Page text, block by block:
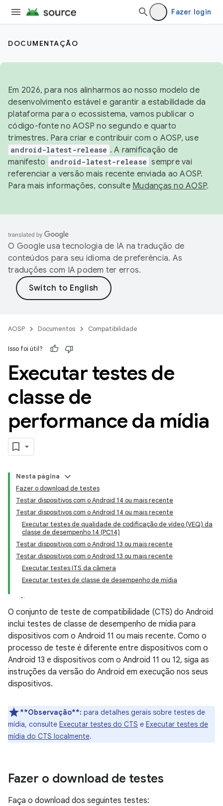
Fazer login
DOCUMENTAÇÃO
Em 2026, para nos alinharmos ao nosso modelo de
desenvolvimento estável e garantir a estabilidade da
plataforma para o ecossistema, vamos publicar o
código-fonte no AOSP no segundo e quarto
trimestres. Para criar e contribuir com o AOSP, use
android-latest-release . A ramificação de
manifesto
android-latest-release sempre vai
referenciar a versão mais recente enviada ao AOSP.
Para mais informações, consulte Mudanças no AOSP.
O Google usa tecnologia de IA na tradução de
conteúdos para seu idioma de preferência. As
traduções com IA podem ter erros.
AOSP Documentos Compatibilidade
Isso foi útil?
Executar testes de
classe de
performance da mídia
Nesta página
Fazer o download de testes
Testar dispositivos com o Android 14 ou mais recente
Testar dispositivos com o Android 14 ou mais recente
Executar testes de qualidade de codificação de vídeo (VEQ) da
classe de desempenho 14 (PC14)
Testar dispositivos com o Android 13 ou mais recente
Testar dispositivos com o Android 13 ou mais recente
Executar testes ITS da câmera
Executar testes de classe de desempenho de mídia
O conjunto de teste de compatibilidade (CTS) do Android
inclui testes de classe de desempenho de mídia para
dispositivos com o Android 11 ou mais recente. Como o
processo de teste é diferente entre dispositivos com o
Android 13 e dispositivos com o Android 11 ou 12, siga as
instruções da versão do Android em execução nos seus
dispositivos.
**Observação**: para detalhes gerais sobre testes de
mídia, consulte Executar testes do CTS e Executar testes de
mídia do CTS localmente.
Fazer o download de testes
Faça o download dos seguintes testes: